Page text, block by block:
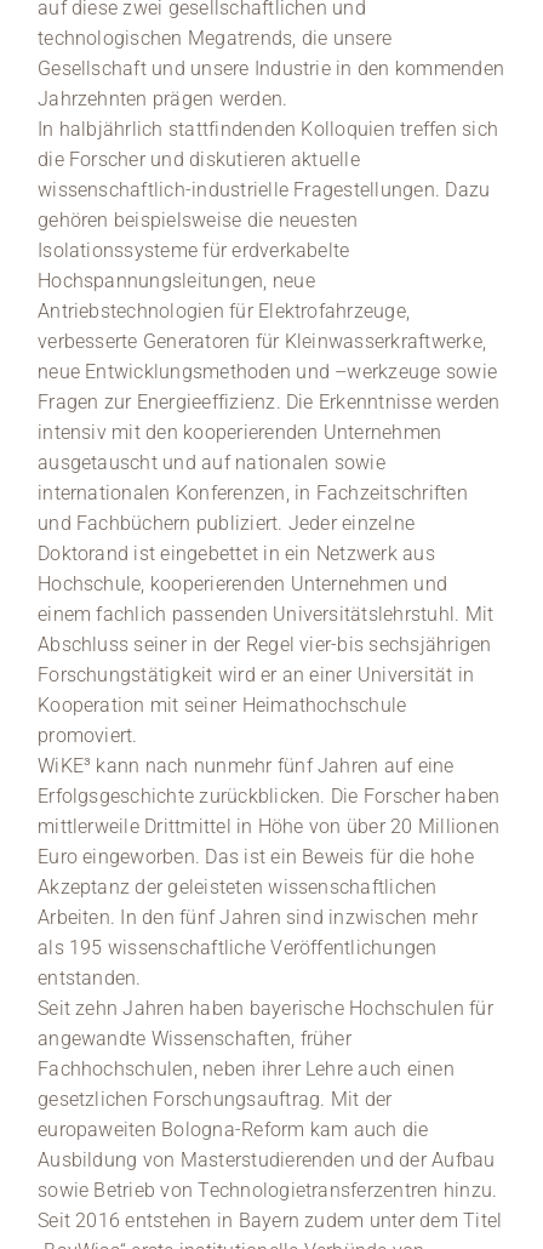
auf diese zwei gesellschaftlichen und
technologischen Megatrends, die unsere
Gesellschaft und unsere Industrie in den kommenden
Jahrzehnten prägen werden.
In halbjährlich stattfindenden Kolloquien treffen sich
die Forscher und diskutieren aktuelle
wissenschaftlich-industrielle Fragestellungen. Dazu
gehören beispielsweise die neuesten
Isolationssysteme für erdverkabelte
Hochspannungsleitungen, neue
Antriebstechnologien für Elektrofahrzeuge,
verbesserte Generatoren für Kleinwasserkraftwerke,
neue Entwicklungsmethoden und –werkzeuge sowie
Fragen zur Energieeffizienz. Die Erkenntnisse werden
intensiv mit den kooperierenden Unternehmen
ausgetauscht und auf nationalen sowie
internationalen Konferenzen, in Fachzeitschriften
und Fachbüchern publiziert. Jeder einzelne
Doktorand ist eingebettet in ein Netzwerk aus
Hochschule, kooperierenden Unternehmen und
einem fachlich passenden Universitätslehrstuhl. Mit
Abschluss seiner in der Regel vier-bis sechsjährigen
Forschungstätigkeit wird er an einer Universität in
Kooperation mit seiner Heimathochschule
promoviert.
WiKE³ kann nach nunmehr fünf Jahren auf eine
Erfolgsgeschichte zurückblicken. Die Forscher haben
mittlerweile Drittmittel in Höhe von über 20 Millionen
Euro eingeworben. Das ist ein Beweis für die hohe
Akzeptanz der geleisteten wissenschaftlichen
Arbeiten. In den fünf Jahren sind inzwischen mehr
als 195 wissenschaftliche Veröffentlichungen
entstanden.
Seit zehn Jahren haben bayerische Hochschulen für
angewandte Wissenschaften, früher
Fachhochschulen, neben ihrer Lehre auch einen
gesetzlichen Forschungsauftrag. Mit der
europaweiten Bologna-Reform kam auch die
Ausbildung von Masterstudierenden und der Aufbau
sowie Betrieb von Technologietransferzentren hinzu.
Seit 2016 entstehen in Bayern zudem unter dem Titel